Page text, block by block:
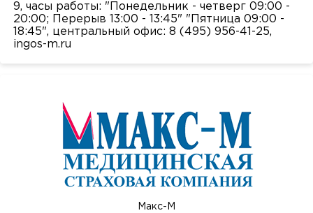
9, часы работы: "Понедельник - четверг 09:00 -
20:00; Перерыв 13:00 - 13:45" "Пятница 09:00 -
18:45", центральный офис: 8 (495) 956-41-25,
ingos-m.ru
Макс-М